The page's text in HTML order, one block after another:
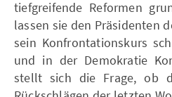
tiefgreifende Reformen
lassen sie den Präsidenten
sein Konfrontationskurs
und in der Demokratie
stellt sich die Frage, ob